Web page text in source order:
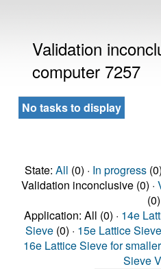
Validation
computer 7257
No tasks to display
State: All (0) · In progress
Validation inconclusive (0) ·
(0)
Application: All (0) · 14e
Sieve (0) · 15e Lattice
16e Lattice Sieve for
Sieve